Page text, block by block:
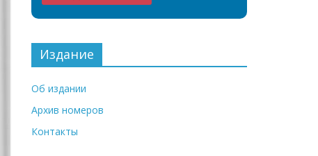
Издание
Об издании
Архив номеров
Контакты